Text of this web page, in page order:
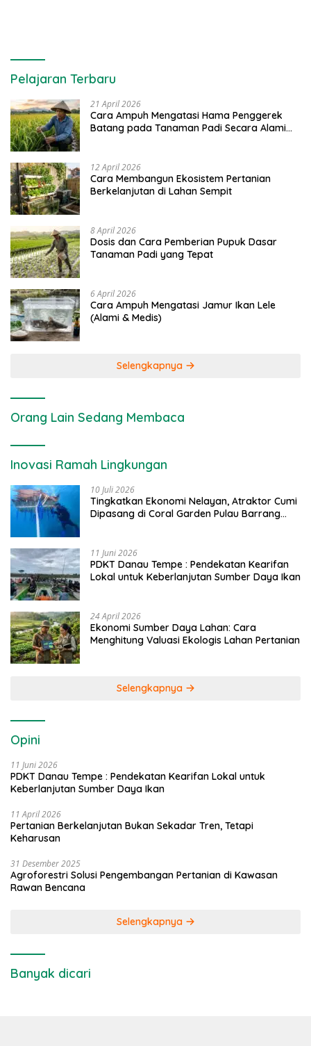
Pelajaran Terbaru
21 April 2026
Cara Ampuh Mengatasi Hama Penggerek
Batang pada Tanaman Padi Secara Alami
12 April 2026
Cara Membangun Ekosistem Pertanian
Berkelanjutan di Lahan Sempit
8 April 2026
Dosis dan Cara Pemberian Pupuk Dasar
Tanaman Padi yang Tepat
6 April 2026
Cara Ampuh Mengatasi Jamur Ikan Lele
(Alami & Medis)
Selengkapnya
Orang Lain Sedang Membaca
Inovasi Ramah Lingkungan
10 Juli 2026
Tingkatkan Ekonomi Nelayan, Atraktor Cumi
Dipasang di Coral Garden Pulau Barrang
11 Juni 2026
PDKT Danau Tempe : Pendekatan Kearifan
Lokal untuk Keberlanjutan Sumber Daya Ikan
24 April 2026
Ekonomi Sumber Daya Lahan: Cara
Menghitung Valuasi Ekologis Lahan Pertanian
Selengkapnya
Opini
11 Juni 2026
PDKT Danau Tempe : Pendekatan Kearifan Lokal untuk
Keberlanjutan Sumber Daya Ikan
11 April 2026
Pertanian Berkelanjutan Bukan Sekadar Tren, Tetapi
Keharusan
31 Desember 2025
Agroforestri Solusi Pengembangan Pertanian di Kawasan
Rawan Bencana
Selengkapnya
Banyak dicari